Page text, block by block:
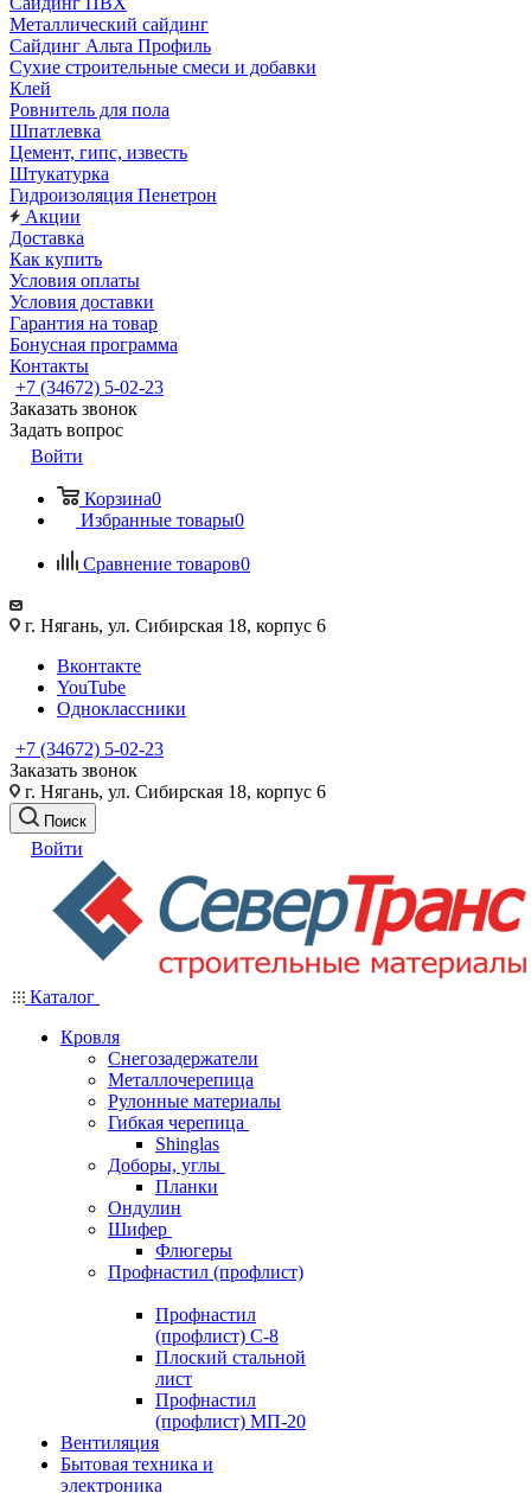
Металлический сайдинг
Сайдинг Альта Профиль
Сухие строительные смеси и добавки
Клей
Ровнитель для пола
Шпатлевка
Цемент, гипс, известь
Штукатурка
Гидроизоляция Пенетрон
Акции
Доставка
Как купить
Условия оплаты
Условия доставки
Гарантия на товар
Бонусная программа
Контакты
+7 (34672) 5-02-23
Заказать звонок
Задать вопрос
Войти
Корзина0
Избранные товары0
Сравнение товаров0
г. Нягань, ул. Сибирская 18, корпус 6
Вконтакте
YouTube
Одноклассники
+7 (34672) 5-02-23
Заказать звонок
г. Нягань, ул. Сибирская 18, корпус 6
Поиск
Войти
Каталог
Кровля
Снегозадержатели
Металлочерепица
Рулонные материалы
Гибкая черепица
Shinglas
Доборы, углы
Планки
Ондулин
Шифер
Флюгеры
Профнастил (профлист)
Профнастил
(профлист) С-8
Плоский стальной
лист
Профнастил
(профлист) МП-20
Вентиляция
Бытовая техника и
электроника